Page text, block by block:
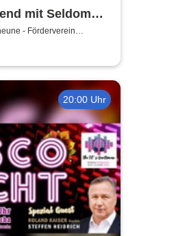
mit Seldom
| Live-Musik
Taucha
- Förderverein
e.V.
20:00 Uhr